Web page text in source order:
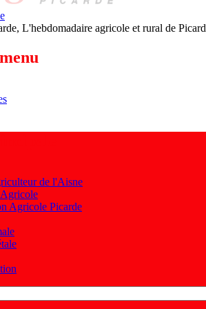
L'hebdomadaire agricole et rural de
de l'Aisne
Agricole Picarde